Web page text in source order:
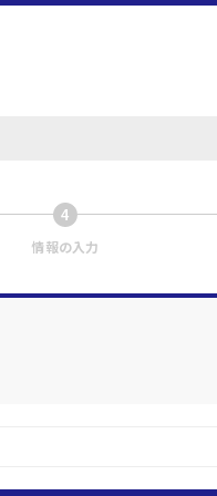
4
情報の入力